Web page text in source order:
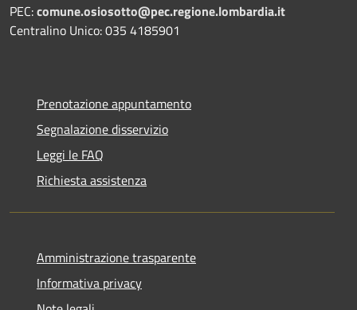
PEC:comune.osiosotto@pec.regione.lombardia.it
Centralino Unico: 035 4185901
Prenotazione appuntamento
Segnalazione disservizio
Leggi le FAQ
Richiesta assistenza
Amministrazione trasparente
Informativa privacy